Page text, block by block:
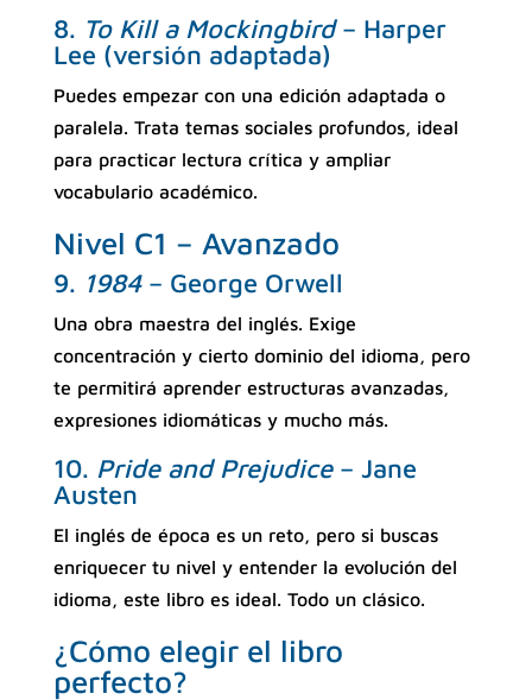
8. To Kill a Mockingbird– Harper
Lee (versión adaptada)
Puedes empezar con una edición adaptada o
paralela. Trata temas sociales profundos, ideal
para practicar lectura crítica y ampliar
vocabulario académico.
Nivel C1 – Avanzado
9. 1984– George Orwell
Una obra maestra del inglés. Exige
concentración y cierto dominio del idioma, pero
te permitirá aprender estructuras avanzadas,
expresiones idiomáticas y mucho más.
10. Pride and Prejudice– Jane
Austen
El inglés de época es un reto, pero si buscas
enriquecer tu nivel y entender la evolución del
idioma, este libro es ideal. Todo un clásico.
¿Cómo elegir el libro
perfecto?